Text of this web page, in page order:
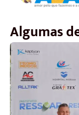
Algumas